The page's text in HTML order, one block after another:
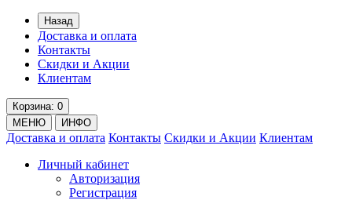
Назад
Доставка и оплата
Контакты
Скидки и Акции
Клиентам
Корзина: 0
МЕНЮ
ИНФО
Доставка и оплата Контакты Скидки и Акции Клиентам
Личный кабинет
Авторизация
Регистрация